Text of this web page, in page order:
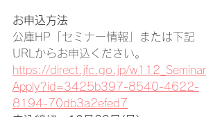
お申込方法
公庫HP「セミナー情報」または下記
URLからお申込ください。
https://direct.jfc.go.jp/w112_Seminar
Apply?id=3425b397-8540-4622-
8194-70db3a2efed7